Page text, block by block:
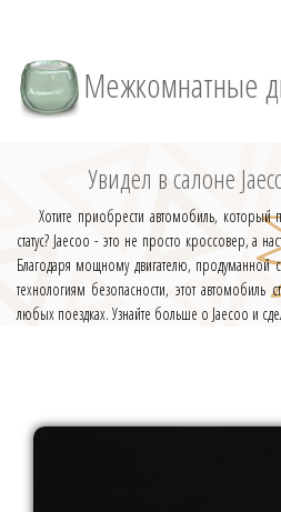
Межкомнатные
Увидел в салоне
Хотите приобрести автомобиль, который
статус? Jaecoo - это не просто кроссовер, а
Благодаря мощному двигателю, продуманной
технологиям безопасности, этот
любых поездках. Узнайте больше о Jaecoo и